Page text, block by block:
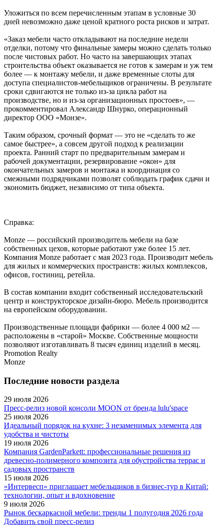
Уложиться по всем перечисленным этапам в условные 30
дней невозможно даже ценой кратного роста рисков и затрат.
«Заказ мебели часто откладывают на последние недели
отделки, потому что финальные замеры можно сделать только
после чистовых работ. Но часто на завершающих этапах
строительства объект оказывается не готов к замерам и уж тем
более — к монтажу мебели, и даже временные слоты для
доступа специалистов-мебельщиков ограничены. В результате
сроки сдвигаются не только из‑за цикла работ на
производстве, но и из‑за организационных простоев», —
прокомментировал Александр Шнурко, операционный
директор ООО «Монзе».
Таким образом, срочный формат — это не «сделать то же
самое быстрее», а совсем другой подход к реализации
проекта. Ранний старт по предварительным замерам и
рабочей документации, резервирование «окон» для
окончательных замеров и монтажа и координация со
смежными подрядчиками позволят соблюдать график сдачи и
экономить бюджет, независимо от типа объекта.
Справка:
Monze — российский производитель мебели на базе
собственных цехов, которые работают уже более 15 лет.
Компания Monze работает с мая 2023 года. Производит мебель
для жилых и коммерческих пространств: жилых комплексов,
офисов, гостиниц, ретейла.
В состав компании входит собственный исследовательский
центр и конструкторское дизайн-бюро. Мебель производится
на европейском оборудовании.
Производственные площади фабрики — более 4 000 м2 —
расположены в «старой» Москве. Собственные мощности
позволяют изготавливать 8 тысяч единиц изделий в месяц.
Promotion Realty
Monze
Последние новости раздела
29 июля 2026
Пресс-релиз новой консоли MOON от бренда lulu'space
25 июля 2026
Идеальный порядок на кухне: 3 незаменимых элемента для
удобства и чистоты
19 июля 2026
Компания GardenParkett: профессиональные решения из
древесно-полимерного композита для обустройства террас и
садовых пространств
15 июля 2026
«Интервесп» приглашает мебельщиков в бизнес-тур в Китай:
технологии, опыт и вдохновение
9 июля 2026
Рынок бескаркасной мебели: тренды 1 полугодия 2026 года
Добавить свой пресс-релиз